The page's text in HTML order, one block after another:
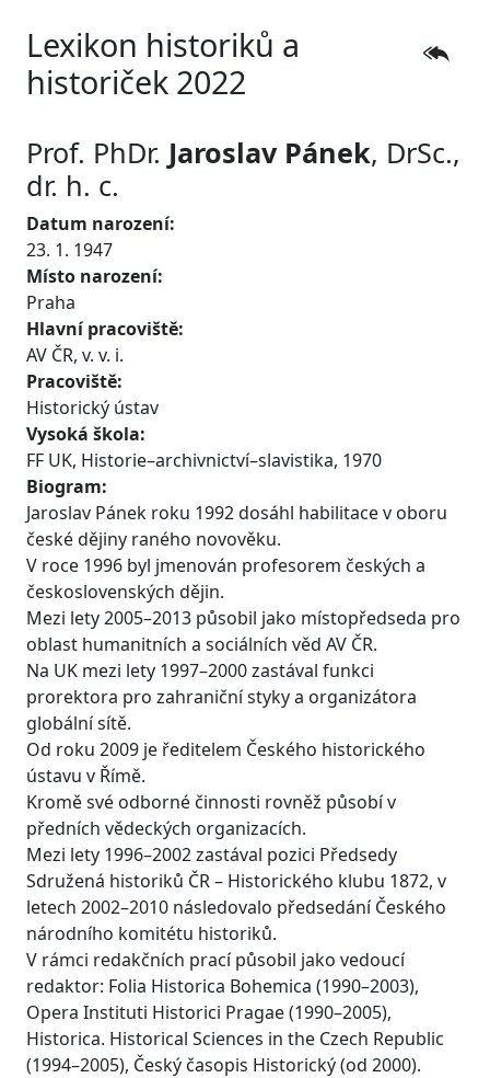
Lexikon historiků a
historiček 2022
Prof. PhDr. Jaroslav Pánek, DrSc.,
dr. h. c.
Datum narození:
23. 1. 1947
Místo narození:
Praha
Hlavní pracoviště:
AV ČR, v. v. i.
Pracoviště:
Historický ústav
Vysoká škola:
FF UK, Historie–archivnictví–slavistika, 1970
Biogram:
Jaroslav Pánek roku 1992 dosáhl habilitace v oboru
české dějiny raného novověku.
V roce 1996 byl jmenován profesorem českých a
československých dějin.
Mezi lety 2005–2013 působil jako místopředseda pro
oblast humanitních a sociálních věd AV ČR.
Na UK mezi lety 1997–2000 zastával funkci
prorektora pro zahraniční styky a organizátora
globální sítě.
Od roku 2009 je ředitelem Českého historického
ústavu v Římě.
Kromě své odborné činnosti rovněž působí v
předních vědeckých organizacích.
Mezi lety 1996–2002 zastával pozici Předsedy
Sdružená historiků ČR – Historického klubu 1872, v
letech 2002–2010 následovalo předsedání Českého
národního komitétu historiků.
V rámci redakčních prací působil jako vedoucí
redaktor: Folia Historica Bohemica (1990–2003),
Opera Instituti Historici Pragae (1990–2005),
Historica. Historical Sciences in the Czech Republic
(1994–2005), Český časopis Historický (od 2000).